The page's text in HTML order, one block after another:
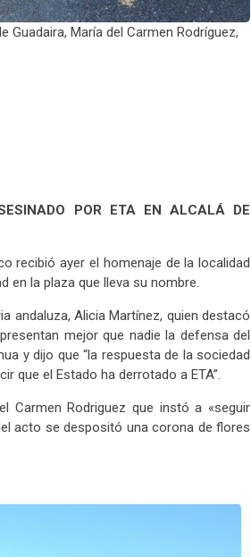
Guadaira, María del Carmen Rodríguez,
POR ETA EN ALCALÁ DE
recibió ayer el homenaje de la localidad
en la plaza que lleva su nombre.
andaluza, Alicia Martínez, quien destacó
mejor que nadie la defensa del
y dijo que “la respuesta de la sociedad
que el Estado ha derrotado a ETA”.
Carmen Rodriguez que instó a «seguir
acto se despositó una corona de flores